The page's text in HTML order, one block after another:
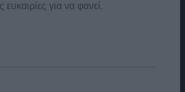
ευκαιρίες για να φανεί.